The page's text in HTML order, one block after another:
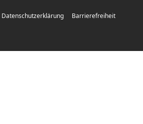
Datenschutzerklärung Barrierefreiheit